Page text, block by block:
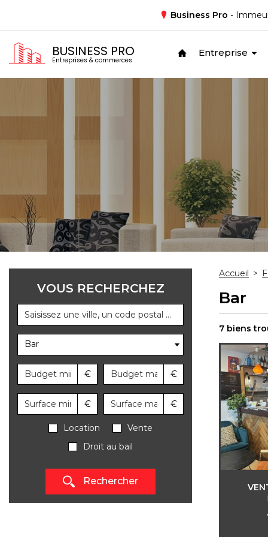
Business Pro -
BUSINESS PRO
Entreprises & commerces
Entreprise
VOUS RECHERCHEZ
Bar
€ €
€ €
Location
Vente
Droit au bail
Rechercher
Accueil >
Bar
7 biens